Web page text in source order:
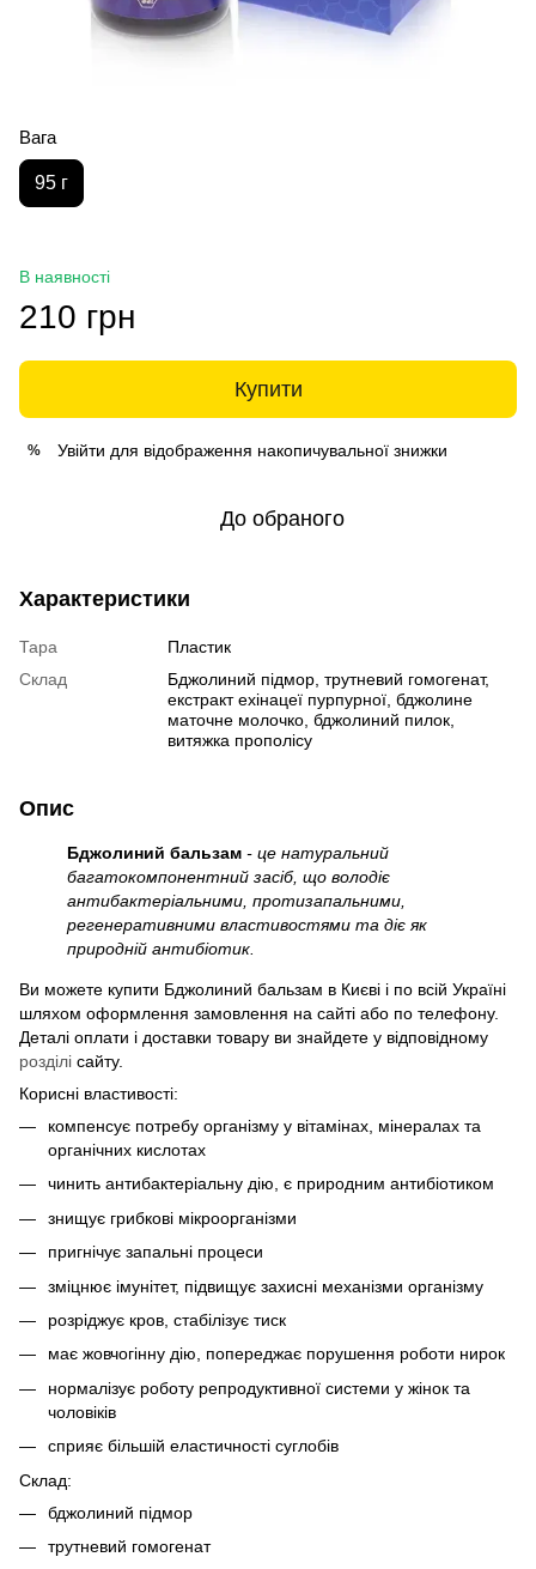
Вага
95 г
В наявності
210 грн
Купити
% Увійти для відображення накопичувальної знижки
До обраного
Характеристики
Тара
Пластик
Склад
Бджолиний підмор, трутневий гомогенат,
екстракт ехінацеї пурпурної, бджолине
маточне молочко, бджолиний пилок,
витяжка прополісу
Опис
Бджолиний бальзам - це натуральний
багатокомпонентний засіб, що володіє
антибактеріальними, протизапальними,
регенеративними властивостями та діє як
природній антибіотик.
Ви можете купити Бджолиний бальзам в Києві і по всій Україні
шляхом оформлення замовлення на сайті або по телефону.
Деталі оплати і доставки товару ви знайдете у відповідному
розділі сайту.
Корисні властивості:
компенсує потребу організму у вітамінах, мінералах та
органічних кислотах
чинить антибактеріальну дію, є природним антибіотиком
знищує грибкові мікроорганізми
пригнічує запальні процеси
зміцнює імунітет, підвищує захисні механізми організму
розріджує кров, стабілізує тиск
має жовчогінну дію, попереджає порушення роботи нирок
нормалізує роботу репродуктивної системи у жінок та
чоловіків
сприяє більшій еластичності суглобів
Склад:
бджолиний підмор
трутневий гомогенат